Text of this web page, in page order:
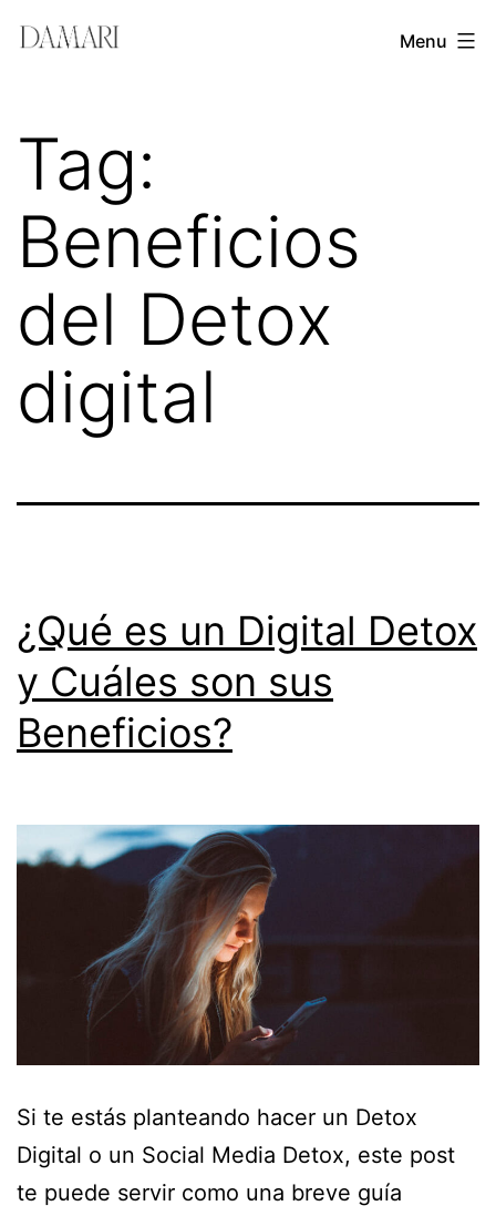
Damari
Creativity
Mentor
Menu
Tag:
Beneficios
del Detox
digital
¿Qué es un Digital Detox
y Cuáles son sus
Beneficios?
Si te estás planteando hacer un Detox
Digital o un Social Media Detox, este post
te puede servir como una breve guía